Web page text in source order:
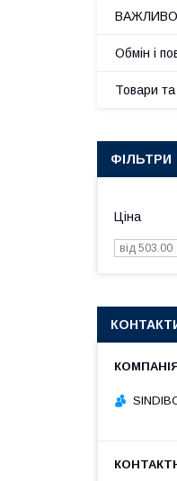
Обмін і
Товари та
ФІЛЬТРИ
Ціна